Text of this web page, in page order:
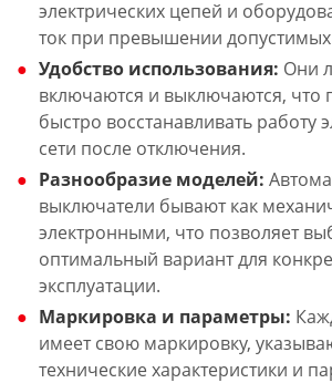
электрических цепей и
ток при превышении
Удобство использования: Они
включаются и выключаются, что
быстро восстанавливать работу
сети после отключения.
Разнообразие моделей:
выключатели бывают как
электронными, что позволяет
оптимальный вариант для
эксплуатации.
Маркировка и параметры:
имеет свою маркировку,
технические характеристики и